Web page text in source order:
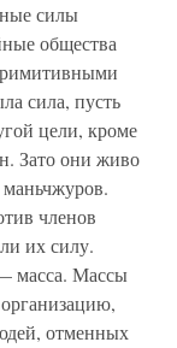
силы
общества
сила, пусть
цели, кроме
Зато они живо
членов
их силу.
масса. Массы
отменных